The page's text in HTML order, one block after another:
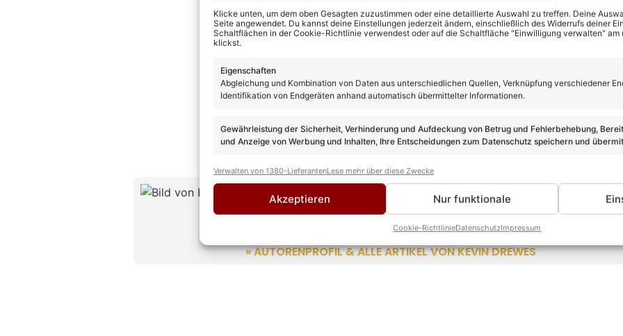
Klicke unten, um dem oben Gesagten zuzustimmen oder eine detaillierte Auswahl zu treffen. Deine
Seite angewendet. Du kannst deine Einstellungen jederzeit ändern, einschließlich des Widerrufs deiner
Schaltflächen in der Cookie-Richtlinie verwendest oder auf die Schaltfläche "Einwilligung verwalten" am
klickst.
Eigenschaften
Abgleichung und Kombination von Daten aus unterschiedlichen Quellen, Verknüpfung verschiedener
Identifikation von Endgeräten anhand automatisch übermittelter Informationen.
Gewährleistung der Sicherheit, Verhinderung und Aufdeckung von Betrug und Fehlerbehebung,
und Anzeige von Werbung und Inhalten, Ihre Entscheidungen zum Datenschutz speichern und
Verwalten von 1380-LieferantenLese mehr über diese Zwecke
Akzeptieren Nur funktionale
Cookie-RichtlinieDatenschutzImpressum
Kevin Drewes
CHEFREDAKTEUR
Kevin Drewes ist seit über 10 Jahren im Schlager unterwegs und bringt als
» AUTORENPROFIL & ALLE ARTIKEL VON KEVIN DREWES